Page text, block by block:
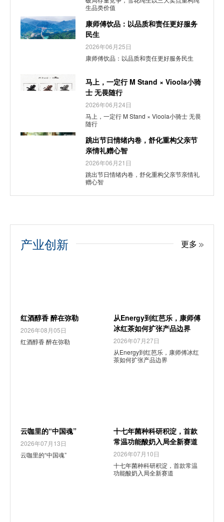
生品类价值
康师傅饮品：以品质和责任更好服务
民生
2026年06月25日
康师傅饮品：以品质和责任更好服务民生
马上，一定行 M Stand × Vioola小骑
士 无畏随行
2026年06月24日
马上，一定行 M Stand × Vioola小骑士 无畏
随行
跳出节日情绪内卷，舒化重构父亲节
亲情礼赠心智
2026年06月21日
跳出节日情绪内卷，舒化重构父亲节亲情礼
赠心智
产业创新 更多
红酒醇香 醉在弥勒
2026年08月05日
红酒醇香 醉在弥勒
从Energy到红芭乐，康师傅
冰红茶如何扩张产品边界
2026年07月27日
从Energy到红芭乐，康师傅冰红
茶如何扩张产品边界
云咖里的“中国魂”
2026年07月13日
云咖里的“中国魂”
十七年菌种科研积淀，首款
常温功能酸奶入局全新赛道
2026年07月10日
十七年菌种科研积淀，首款常温
功能酸奶入局全新赛道